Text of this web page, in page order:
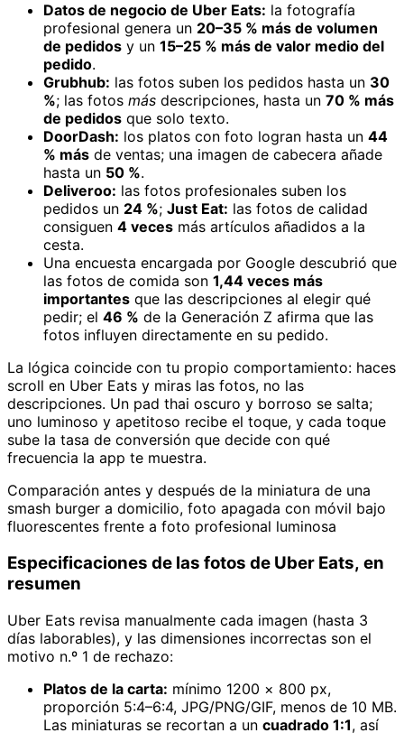
Datos de negocio de Uber Eats: la fotografía
profesional genera un 20–35 % más de volumen
de pedidos y un 15–25 % más de valor medio del
pedido.
Grubhub: las fotos suben los pedidos hasta un 30
%; las fotos más descripciones, hasta un 70 % más
de pedidos que solo texto.
DoorDash: los platos con foto logran hasta un 44
% más de ventas; una imagen de cabecera añade
hasta un 50 %.
Deliveroo: las fotos profesionales suben los
pedidos un 24 %; Just Eat: las fotos de calidad
consiguen 4 veces más artículos añadidos a la
cesta.
Una encuesta encargada por Google descubrió que
las fotos de comida son 1,44 veces más
importantes que las descripciones al elegir qué
pedir; el 46 % de la Generación Z afirma que las
fotos influyen directamente en su pedido.
La lógica coincide con tu propio comportamiento: haces
scroll en Uber Eats y miras las fotos, no las
descripciones. Un pad thai oscuro y borroso se salta;
uno luminoso y apetitoso recibe el toque, y cada toque
sube la tasa de conversión que decide con qué
frecuencia la app te muestra.
Comparación antes y después de la miniatura de una
smash burger a domicilio, foto apagada con móvil bajo
fluorescentes frente a foto profesional luminosa
Especificaciones de las fotos de Uber Eats, en
resumen
Uber Eats revisa manualmente cada imagen (hasta 3
días laborables), y las dimensiones incorrectas son el
motivo n.º 1 de rechazo:
Platos de la carta: mínimo 1200 × 800 px,
proporción 5:4–6:4, JPG/PNG/GIF, menos de 10 MB.
Las miniaturas se recortan a un cuadrado 1:1, así